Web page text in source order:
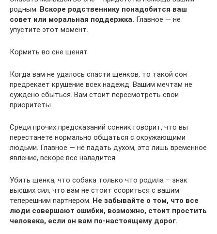
родным. Вскоре родственнику понадобится ваш
совет или моральная поддержка. Главное — не
упустите этот момент.
Кормить во сне щенят
Когда вам не удалось спасти щенков, то такой сон
предрекает крушение всех надежд. Вашим мечтам не
суждено сбыться. Вам стоит пересмотреть свои
приоритеты.
Среди прочих предсказаний сонник говорит, что вы
перестанете нормально общаться с окружающими
людьми. Главное — не падать духом, это лишь временное
явление, вскоре все наладится.
Убить щенка, что собака только что родила – знак
высших сил, что вам не стоит ссориться с вашим
теперешним партнером. Не забывайте о том, что все
люди совершают ошибки, возможно, стоит простить
человека, если он вам по-настоящему дорог.